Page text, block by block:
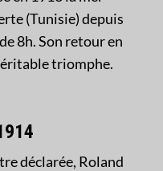
(Tunisie) depuis
8h. Son retour en
triomphe.
déclarée, Roland